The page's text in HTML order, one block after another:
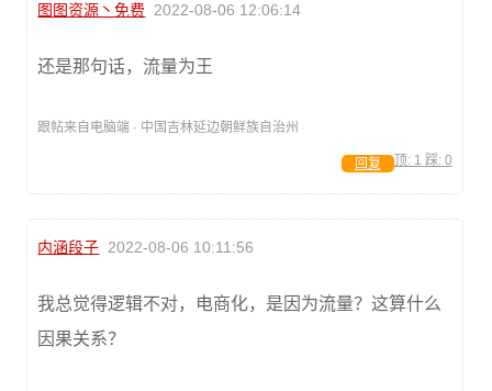
图图资源丶免费 2022-08-06 12:06:14
还是那句话，流量为王
跟帖来自电脑端 · 中国吉林延边朝鲜族自治州
顶: 1 踩: 0
回复
内涵段子 2022-08-06 10:11:56
我总觉得逻辑不对，电商化，是因为流量？这算什么
因果关系？